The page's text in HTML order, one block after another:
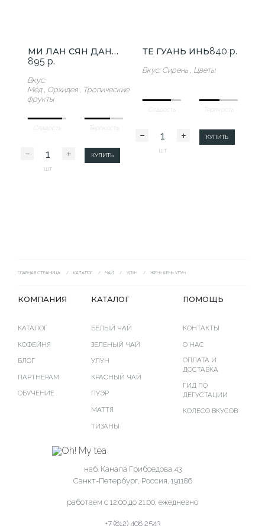
МИ ЛАН СЯН ДАНЦУН
895 р.
Вкус:
Мёд , Орхидея , Тропические
фрукты
Терпкость
шт
КУПИТЬ
ТЕ ГУАНЬ ИНЬ840 р.
Вкус: Сирень , Цветы
Терпкость
шт
КУПИТЬ
ГЛАВНАЯ СТРАНИЦА / КАТАЛОГ / ЧАЙ / УЛУН / ЖЕНЬ ШЕНЬ УЛУН
КОМПАНИЯ
КАТАЛОГ
КОФЕЙНЯ
БЛОГ
ПАРТНЕРАМ
ОБУЧЕНИЕ
КАТАЛОГ
БЕЛЫЙ ЧАЙ
ЗЕЛЕНЫЙ ЧАЙ
УЛУН
КРАСНЫЙ ЧАЙ
ПУЭР
МАТТЯ
ТИЗАНЫ
ПОМОЩЬ
КОНТАКТЫ
O НАС
ОПЛАТА И
ДОСТАВКА
ГИД ПО
ДЕГУСТАЦИИ
КОЛЕСО ВКУСОВ
наб. Канала Грибоедова,43
Санкт-Петербург, Россия, 191186
работаем с 12:00 до 21:00, ежедневно
+7 (812) 408 2543